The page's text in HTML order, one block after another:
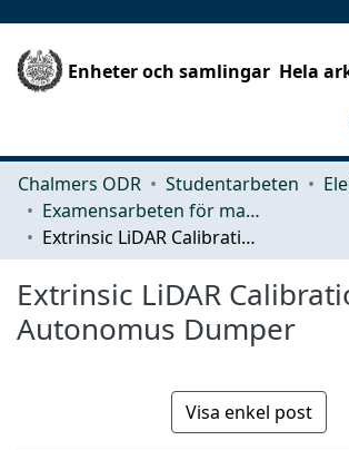
Enheter och samlingar Hela
Chalmers ODR Studentarbeten
Examensarbeten för masterexamen
Extrinsic LiDAR Calibration for Autonomus Dumper
Extrinsic LiDAR
Autonomus Dumper
Visa enkel post